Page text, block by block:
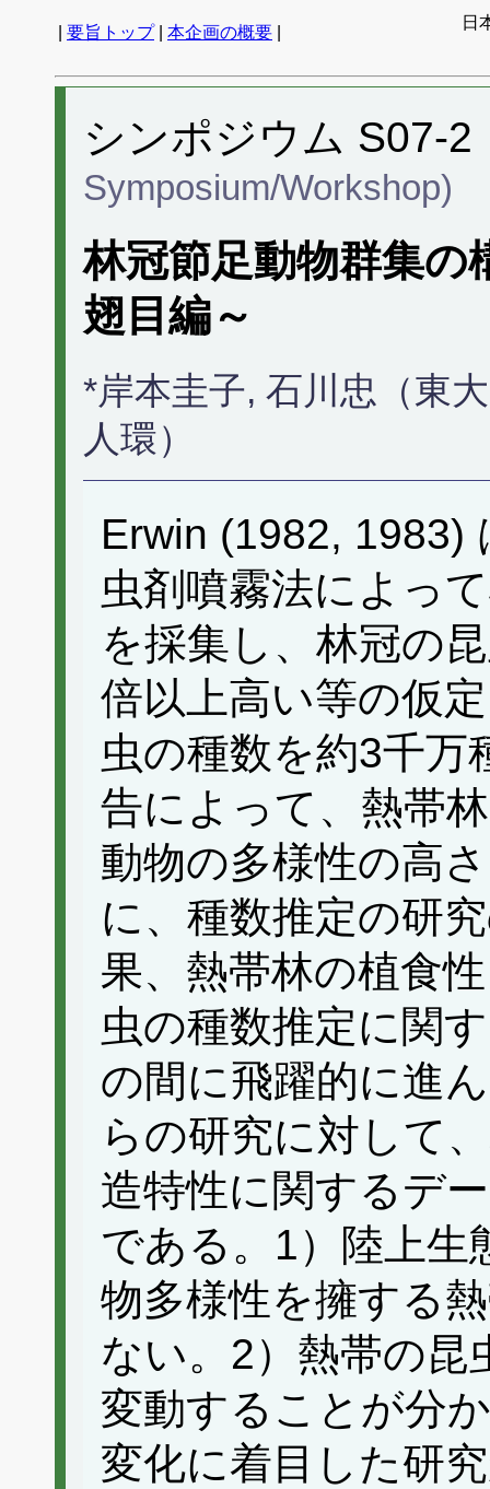
要旨トップ| 本企画の概要
日
シンポジウム S07-2
Symposium/Workshop)
林冠節足動物群集の
翅目編～
*岸本圭子, 石川忠（東
人環）
Erwin (1982, 1983)
虫剤噴霧法によっ
を採集し、林冠の
倍以上高い等の仮
虫の種数を約3千万
告によって、熱帯
動物の多様性の高
に、種数推定の研
果、熱帯林の植食
虫の種数推定に関
の間に飛躍的に進
らの研究に対して
造特性に関するデ
である。1）陸上生
物多様性を擁する
ない。2）熱帯の昆
変動することが分
変化に着目した研